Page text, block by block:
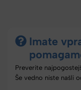
Imate
Preverite
Še vedno niste našli